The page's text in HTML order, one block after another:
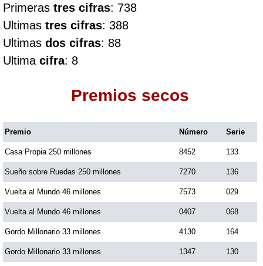
Culona día
Culona noche
Dorado Mañana
Dorado Noche
Fantástica Día
Fantástica Noche
Primeras tres cifras: 738
Ultimas tres cifras: 388
Ultimas dos cifras: 88
Ultima cifra: 8
Premios secos
Premio Número Serie
Casa Propia 250 millones 8452 133
Sueño sobre Ruedas 250 millones 7270 136
Vuelta al Mundo 46 millones 7573 029
Vuelta al Mundo 46 millones 0407 068
Gordo Millonario 33 millones 4130 164
Gordo Millonario 33 millones 1347 130